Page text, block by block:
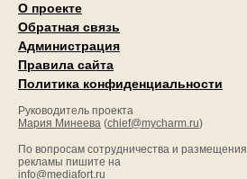
О проекте
Обратная связь
Администрация
Правила сайта
Политика конфиденциальности
Руководитель проекта
Мария Минеева (chief@mycharm.ru)
По вопросам сотрудничества и размещения
рекламы пишите на
info@mediafort.ru